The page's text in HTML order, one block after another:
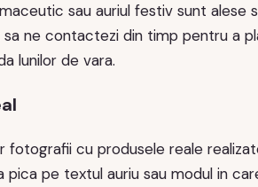
sau auriul festiv sunt
ne contactezi din timp pentru a
lunilor de vara.
fotografii cu produsele reale
pe textul auriu sau modul in